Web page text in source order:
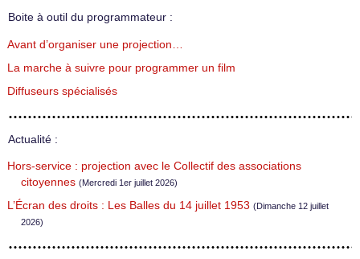
Boite à outil du programmateur :
Avant d’organiser une projection…
La marche à suivre pour programmer un film
Diffuseurs spécialisés
Actualité :
Hors-service : projection avec le Collectif des associations
citoyennes (Mercredi 1er juillet 2026)
L’Écran des droits : Les Balles du 14 juillet 1953 (Dimanche 12 juillet
2026)